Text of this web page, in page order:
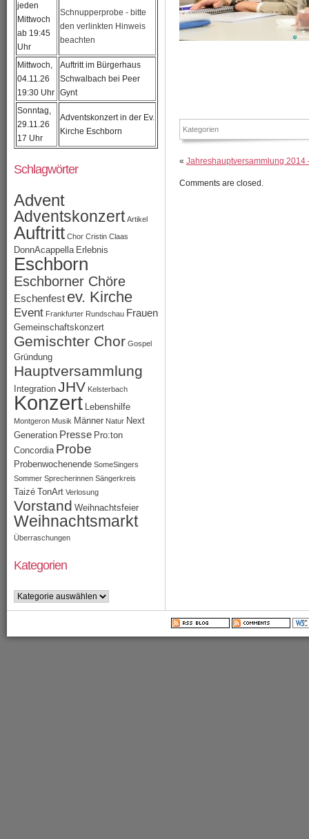
Kategorien
« Jahreshauptversammlung 2014
Comments are closed.
jeden
Mittwoch
ab 19:45
Uhr
Schnupperprobe - bitte
den verlinkten Hinweis
beachten
Mittwoch,
04.11.26
19:30 Uhr
Auftritt im Bürgerhaus
Schwalbach bei Peer
Gynt
Sonntag,
29.11.26
17 Uhr
Adventskonzert in der Ev.
Kirche Eschborn
Schlagwörter
Advent
Adventskonzert Artikel
Auftritt Chor Cristin Claas
DonnAcappella Erlebnis
Eschborn
Eschborner Chöre
Eschenfest ev. Kirche
Event Frankfurter Rundschau Frauen
Gemeinschaftskonzert
Gemischter Chor Gospel
Gründung
Hauptversammlung
Integration JHV Kelsterbach
Konzert Lebenshilfe
Montgeron Musik Männer Natur Next
Generation Presse Pro:ton
Concordia Probe
Probenwochenende SomeSingers
Sommer Sprecherinnen Sängerkreis
Taizé TonArt Verlosung
Vorstand Weihnachtsfeier
Weihnachtsmarkt
Überraschungen
Kategorien
Kategorien